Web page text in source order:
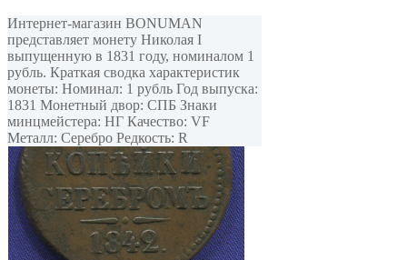
Интернет-магазин BONUMAN
представляет монету Николая I
выпущенную в 1831 году, номиналом 1
рубль. Краткая сводка характеристик
монеты: Номинал: 1 рубль Год выпуска:
1831 Монетный двор: СПБ Знаки
минцмейстера: НГ Качество: VF
Металл: Серебро Редкость: R